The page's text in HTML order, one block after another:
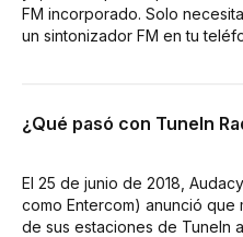
FM incorporado. Solo
un sintonizador FM en tu
¿Qué pasó con TuneIn
El 25 de junio de 2018,
como Entercom) anunció que
de sus estaciones de TuneIn